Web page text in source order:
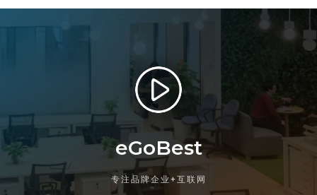
eGoBest
专注品牌企业+互联网